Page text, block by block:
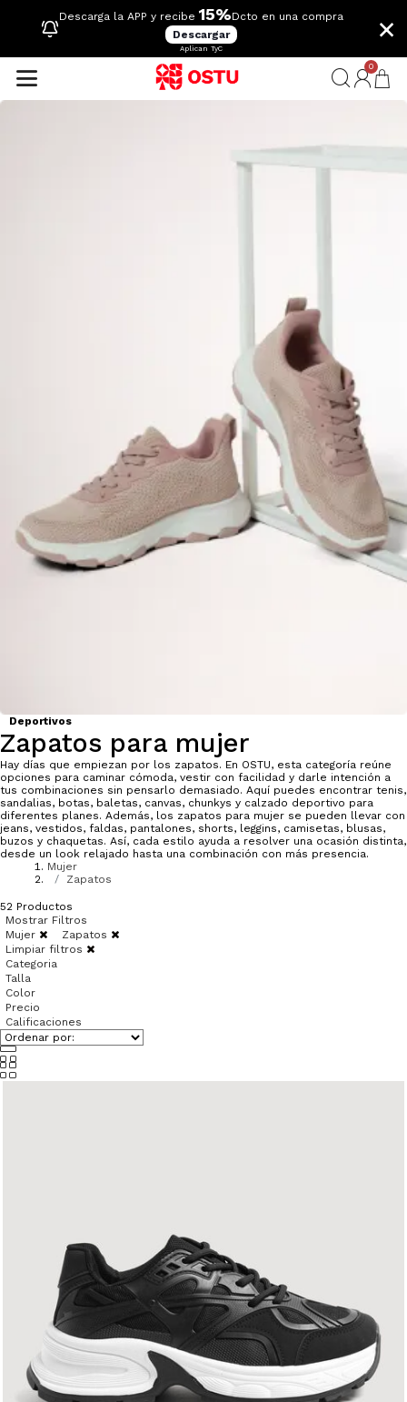
Descarga la APP y recibe 15%Dcto en una compra
Descargar
Aplican TyC
×
0
Deportivos
Zapatos para mujer
Hay días que empiezan por los zapatos. En OSTU, esta categoría reúne
opciones para caminar cómoda, vestir con facilidad y darle intención a
tus combinaciones sin pensarlo demasiado. Aquí puedes encontrar tenis,
sandalias, botas, baletas, canvas, chunkys y calzado deportivo para
diferentes planes. Además, los zapatos para mujer se pueden llevar con
jeans, vestidos, faldas, pantalones, shorts, leggins, camisetas, blusas,
buzos y chaquetas. Así, cada estilo ayuda a resolver una ocasión distinta,
desde un look relajado hasta una combinación con más presencia.
Mujer
Zapatos
52 Productos
Mostrar Filtros
Mujer
Zapatos
Limpiar filtros
Categoria
Talla
Color
Precio
Calificaciones